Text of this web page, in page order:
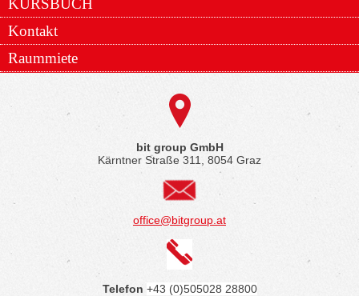
Kontakt
Raummiete
bit group GmbH
Kärntner Straße 311, 8054 Graz
office@bitgroup.at
Telefon +43 (0)505028 28800